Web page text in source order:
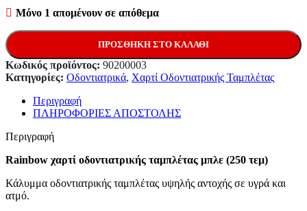
Μόνο 1 απομένουν σε απόθεμα
ΠΡΟΣΘΉΚΗ ΣΤΟ ΚΑΛΆΘΙ
Κωδικός προϊόντος: 90200003
Κατηγορίες: Οδοντιατρικά, Χαρτί Οδοντιατρικής Ταμπλέτας
Περιγραφή
ΠΛΗΡΟΦΟΡΙΕΣ ΑΠΟΣΤΟΛΗΣ
Περιγραφή
Rainbow χαρτί οδοντιατρικής ταμπλέτας μπλε (250 τεμ)
Κάλυμμα οδοντιατρικής ταμπλέτας υψηλής αντοχής σε υγρά και
ατμό.